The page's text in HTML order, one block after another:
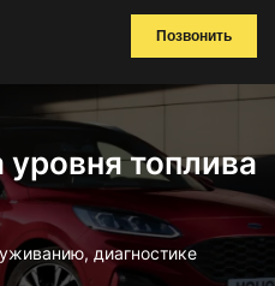
Позвонить
топлива
диагностике